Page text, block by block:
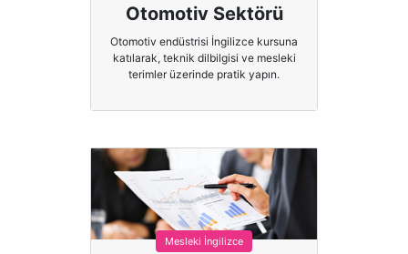
Otomotiv Sektörü
Otomotiv endüstrisi İngilizce kursuna
katılarak, teknik dilbilgisi ve mesleki
terimler üzerinde pratik yapın.
Mesleki İngilizce